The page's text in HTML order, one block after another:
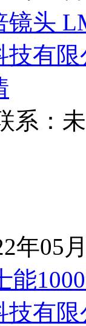
镜头
技有限
系：
年05
能
技有限